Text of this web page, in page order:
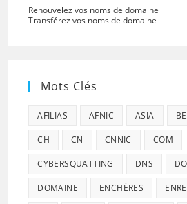
Renouvelez vos noms de domaine
Transférez vos noms de domaine
Mots Clés
AFILIAS AFNIC ASIA BE
CH CN CNNIC COM
CYBERSQUATTING DNS
DOMAINE ENCHÈRES